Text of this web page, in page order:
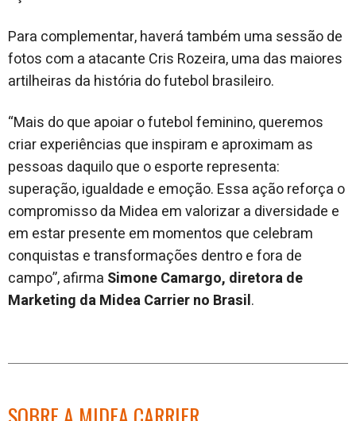
Para complementar, haverá também uma sessão de
fotos com a atacante Cris Rozeira, uma das maiores
artilheiras da história do futebol brasileiro.
“Mais do que apoiar o futebol feminino, queremos
criar experiências que inspiram e aproximam as
pessoas daquilo que o esporte representa:
superação, igualdade e emoção. Essa ação reforça o
compromisso da Midea em valorizar a diversidade e
em estar presente em momentos que celebram
conquistas e transformações dentro e fora de
campo”, afirma Simone Camargo, diretora de
Marketing da Midea Carrier no Brasil.